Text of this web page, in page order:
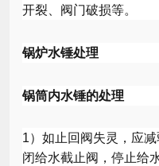
开裂、阀门破损等。
锅炉水锤处理
锅筒内水锤的处理
1）如止回阀失灵，应
闭给水截止阀，停止给